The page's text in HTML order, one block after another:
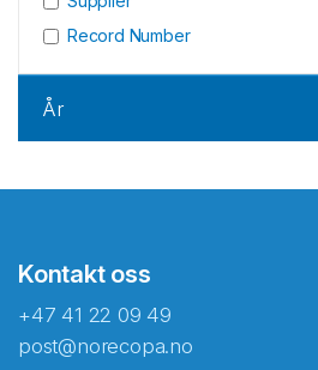
Record Number
År
Kontakt oss
+47 41 22 09 49
post@norecopa.no